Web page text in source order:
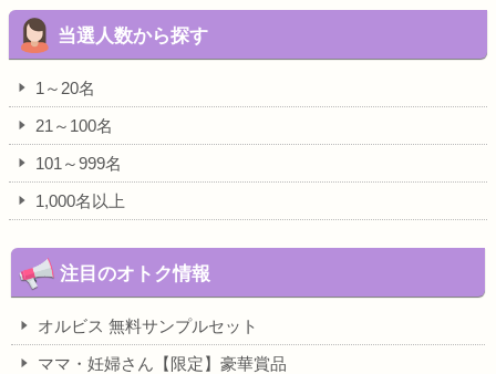
当選人数から探す
1～20名
21～100名
101～999名
1,000名以上
注目のオトク情報
オルビス 無料サンプルセット
ママ・妊婦さん【限定】豪華賞品